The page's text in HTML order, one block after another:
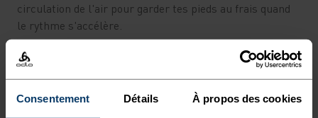
Consentement Détails À propos des cookies
circulation de l'air pour garder tes pieds au frais quand
le rythme s'accélère.